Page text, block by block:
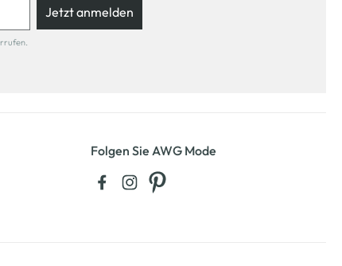
Jetzt anmelden
Folgen Sie AWG Mode